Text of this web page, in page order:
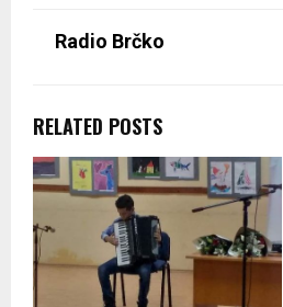
Radio Brčko
RELATED POSTS